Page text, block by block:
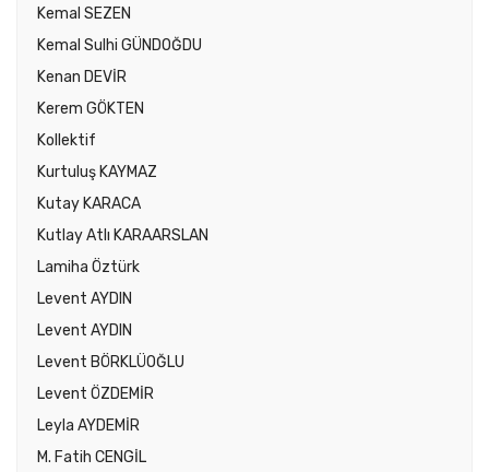
Kemal SEZEN
Kemal Sulhi GÜNDOĞDU
Kenan DEVİR
Kerem GÖKTEN
Kollektif
Kurtuluş KAYMAZ
Kutay KARACA
Kutlay Atlı KARAARSLAN
Lamiha Öztürk
Levent AYDIN
Levent AYDIN
Levent BÖRKLÜOĞLU
Levent ÖZDEMİR
Leyla AYDEMİR
M. Fatih CENGİL